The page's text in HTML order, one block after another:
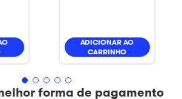
ADICIONAR AO
CARRINHO
forma de pagamento